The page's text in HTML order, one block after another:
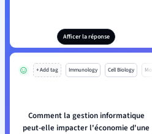
Afficer la réponse
+ Add tag Immunology Cell Biology Mo
Comment la gestion informatique
peut-elle impacter l'économie d'une